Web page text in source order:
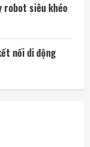
robot siêu khéo
nối di động